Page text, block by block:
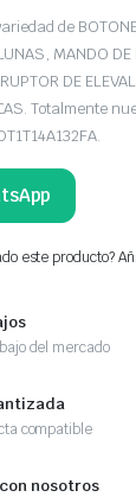
de
MANDO
DE
Totalmente
este producto?
del mercado
compatible
nosotros